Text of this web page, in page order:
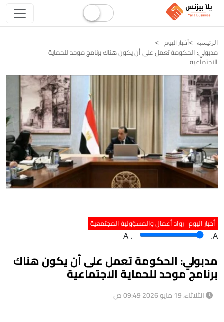
الرئيسيه أخبار اليوم
مدبولي: الحكومة تعمل على أن يكون هناك برنامج موحد للحماية
الاجتماعية
أخبار اليوم رواد أعمال والمسؤولية المجتمعية
A . .A
مدبولي: الحكومة تعمل على أن يكون هناك
برنامج موحد للحماية الاجتماعية
الثلاثاء، 19 مايو 2026 09:49 ص